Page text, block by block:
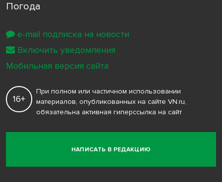
Погода
НАПИСАТЬ В РЕДАКЦИЮ
16+
При полном или частичном использовании
материалов, опубликованных на сайте VN.ru,
обязательна активная гиперссылка на сайт
e-mail подписка на новости
Включить уведомления
Мобильная версия сайта